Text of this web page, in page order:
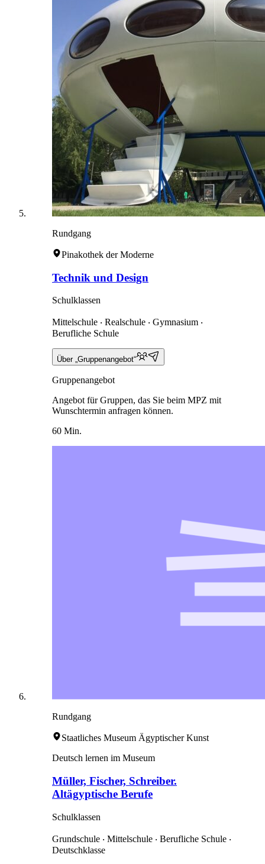
Rundgang
Pinakothek der Moderne
Technik und Design
Schulklassen
Mittelschule ‧ Realschule ‧ Gymnasium ‧
Berufliche Schule
Über „Gruppenangebot“
Gruppenangebot
Angebot für Gruppen, das Sie beim MPZ mit
Wunschtermin anfragen können.
60 Min.
Rundgang
Staatliches Museum Ägyptischer Kunst
Deutsch lernen im Museum
Müller, Fischer, Schreiber.
Altägyptische Berufe
Schulklassen
Grundschule ‧ Mittelschule ‧ Berufliche Schule ‧
Deutschklasse